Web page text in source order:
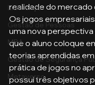
Liderança
Gestão de Pessoas
MBA
Gestão de Segurança
Metaverso
realidade do mercado
Os jogos
uma nova
que o aluno coloque
teorias aprendidas em
prática de jogos no
possui três objetivos